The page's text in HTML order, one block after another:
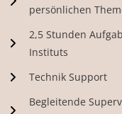
persönlichen
2,5 Stunden
Instituts
Technik Support
Begleitende